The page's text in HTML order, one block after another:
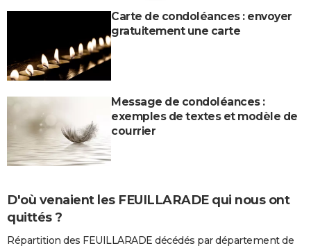
Carte de condoléances : envoyer
gratuitement une carte
Message de condoléances :
exemples de textes et modèle de
courrier
D'où venaient les FEUILLARADE qui nous ont
quittés ?
Répartition des FEUILLARADE décédés par département de